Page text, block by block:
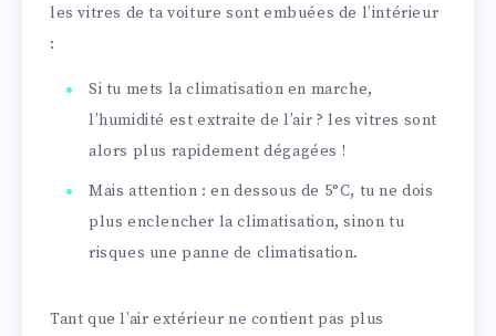
les vitres de ta voiture sont embuées de l’intérieur
:
Si tu mets la climatisation en marche,
l’humidité est extraite de l’air ? les vitres sont
alors plus rapidement dégagées !
Mais attention : en dessous de 5°C, tu ne dois
plus enclencher la climatisation, sinon tu
risques une panne de climatisation.
Tant que l’air extérieur ne contient pas plus